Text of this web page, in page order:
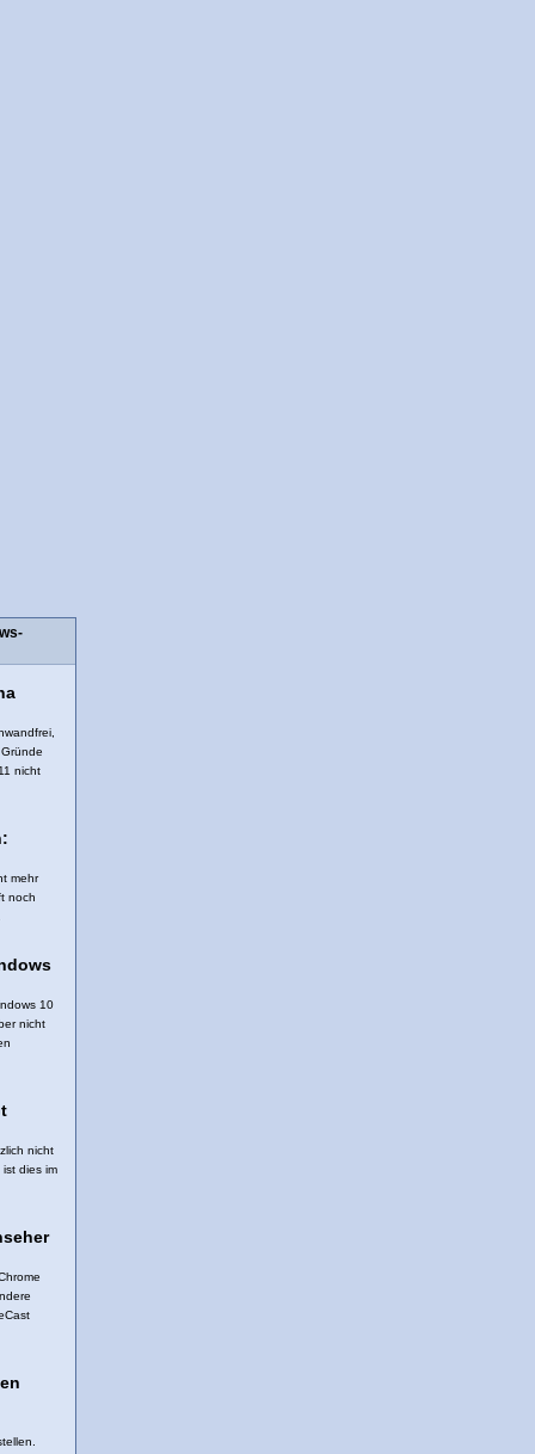
nicht
mehr
noch
10
nicht
nicht
ist dies im